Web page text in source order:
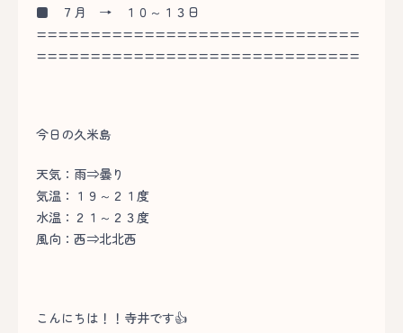
■ ７月 → １０～１３日
==============================
==============================
今日の久米島
天気：雨⇒曇り
気温：１９～２１度
水温：２１～２３度
風向：西⇒北北西
こんにちは！！寺井です👍